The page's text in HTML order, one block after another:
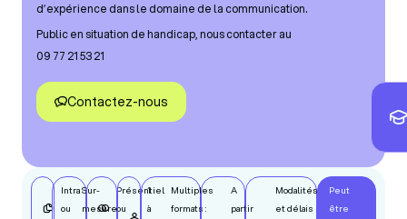
d’expérience dans le domaine de la communication.
Public en situation de handicap, nous contacter au
09 77 21 53 21
Contactez-nous
Intra
ou
Sur-
mesure
Présentiel
ou
1
à
Multiples
formats :
A
partir
Modalités
et délais
Peut
être